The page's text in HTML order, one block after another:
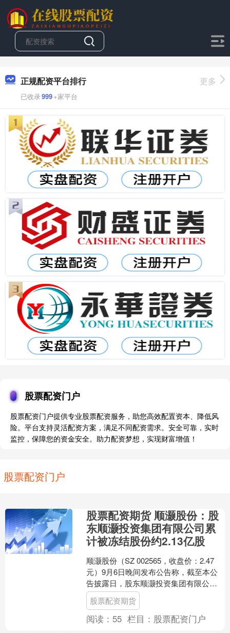
正规配资平台排行
已收录999+家平台
更多
股票配资门户
股票配资门户提供专业股票配资服务，助您高效配置资本、降低风
险。平台支持灵活配资方案，满足不同配资需求。安全可靠，实时
监控，保障您的资金安全。助力配资梦想，实现财富增值！
股票配资门户
股票配资期货 顺灏股份：股
东顺灏投资集团有限公司累
计被冻结股份约2.13亿股
顺灏股份（SZ 002565，收盘价：2.47
元）9月6日晚间发布公告称，截至本公
告披露日，股东顺灏投资集团有限公司
累计被冻结股份约2.13亿股。股东王丹累
计被....
股票配资期货
阅读： 55 栏目： 股票配资门户